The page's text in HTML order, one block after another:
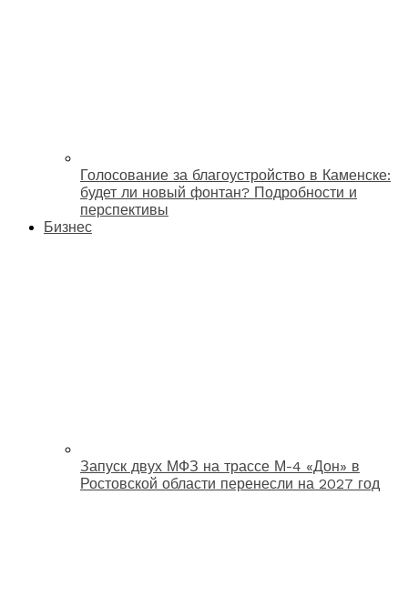
Голосование за благоустройство в Каменске:
будет ли новый фонтан? Подробности и
перспективы
Бизнес
Запуск двух МФЗ на трассе М-4 «Дон» в
Ростовской области перенесли на 2027 год